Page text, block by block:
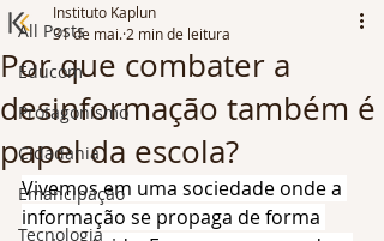
All Posts
Educom
Protagonismo
Cidadania
Emancipação
Tecnologia
Por que combater a
desinformação também é
papel da escola?
Instituto Kaplun
31 de mai. 2 min de leitura
Vivemos em uma sociedade onde a
informação se propaga de forma